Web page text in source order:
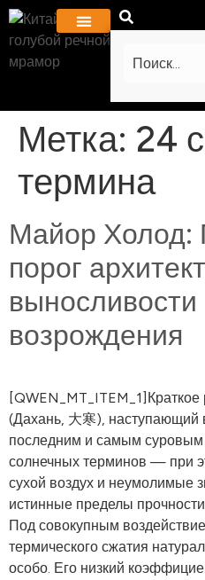
Метка: 24
термина
Майор Холод:
порог
выносливости
возрождения
(Дахань, 大寒), наступающий
последним и самым
солнечных терминов — при
сухой воздух и неумолимые
истинные пределы
Под совокупным
термического сжатия
особо. Его низкий